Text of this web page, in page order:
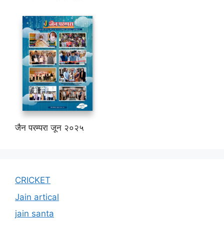
जैन परम्परा जून २०२५
CRICKET
Jain artical
jain santa